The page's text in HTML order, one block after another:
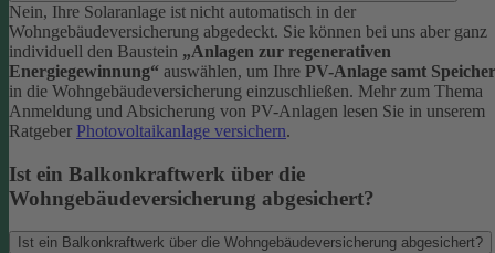
Nein, Ihre Solaranlage ist nicht automatisch in der
Wohngebäudeversicherung abgedeckt. Sie können bei uns aber ganz
individuell den Baustein „Anlagen zur regenerativen
Energiegewinnung“ auswählen, um Ihre PV-Anlage samt Speicher
in die Wohngebäudeversicherung einzuschließen. Mehr zum Thema
Anmeldung und Absicherung von PV-Anlagen lesen Sie in unserem
Ratgeber Photovoltaikanlage versichern.
Ist ein Balkonkraftwerk über die
Wohngebäudeversicherung abgesichert?
Ist ein Balkonkraftwerk über die Wohngebäudeversicherung abgesichert?